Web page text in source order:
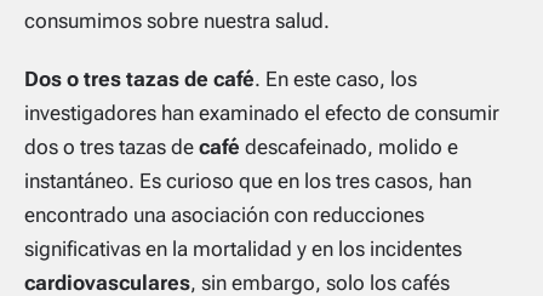
consumimos sobre nuestra salud.
Dos o tres tazas de café. En este caso, los
investigadores han examinado el efecto de consumir
dos o tres tazas de café descafeinado, molido e
instantáneo. Es curioso que en los tres casos, han
encontrado una asociación con reducciones
significativas en la mortalidad y en los incidentes
cardiovasculares, sin embargo, solo los cafés